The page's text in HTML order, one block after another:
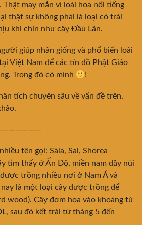
Thật may mắn vì loài hoa nổi tiếng
thật sự không phải là loại có trái
khi chín như cây Đầu Lân.
giúp nhân giống và phổ biến loài
Việt Nam để các tín đồ Phật Giáo
Trong đó có mình
!
tích chuyên sâu về vấn đề trên,
tên gọi: Sāla, Sal, Shorea
tìm thấy ở Ấn Độ, miền nam dãy núi
được trồng nhiều nơi ở Nam Á và
là một loại cây được trồng để
wood). Cây đơm hoa vào khoảng từ
sau đó kết trái từ tháng 5 đến